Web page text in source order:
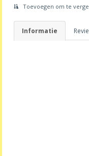
Toevoegen om te
Informatie